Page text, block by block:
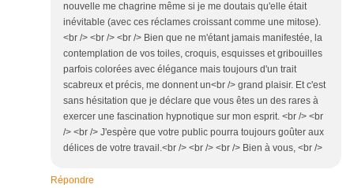
nouvelle me chagrine même si je me doutais qu'elle était
inévitable (avec ces réclames croissant comme une mitose).
<br /> <br /> <br /> Bien que ne m'étant jamais manifestée, la
contemplation de vos toiles, croquis, esquisses et gribouilles
parfois colorées avec élégance mais toujours d'un trait
scabreux et précis, me donnent un<br /> grand plaisir. Et c'est
sans hésitation que je déclare que vous êtes un des rares à
exercer une fascination hypnotique sur mon esprit. <br /> <br
/> <br /> J'espère que votre public pourra toujours goûter aux
délices de votre travail.<br /> <br /> <br /> Bien à vous, <br />
Répondre